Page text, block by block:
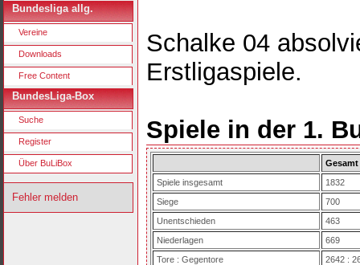
Bundesliga allg.
Vereine
Downloads
Free Content
BundesLiga-Box
Suche
Register
Über BuLiBox
Fehler melden
Schalke 04
Erstligaspiele.
Spiele in der 1.
Gesamt
Spiele insgesamt
1832
Siege
700
Unentschieden
463
Niederlagen
669
Tore : Gegentore
2642 :